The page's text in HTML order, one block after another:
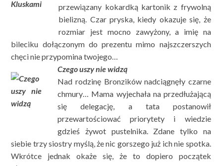
przewiązany kokardką kartonik z frywolną
bielizną. Czar pryska, kiedy okazuje się, że
rozmiar jest mocno zawyżony, a imię na
bileciku dołączonym do prezentu mimo najszczerszych
chęci nie przypomina twojego…
Czego uszy nie widzą
Nad rodzinę Bronzików nadciągnęły czarne
chmury… Mama wyjechała na przedłużającą
się delegację, a tata postanowił
przewartościować priorytety i wiedzie
gdzieś żywot pustelnika. Zdane tylko na
siebie trzy siostry myślą, że nic gorszego już ich nie spotka.
Wkrótce jednak okaże się, że to dopiero początek